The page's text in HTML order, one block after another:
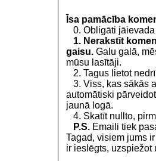
Īsa pamācība
0. Obligāti jāievada
1. Nerakstīt
gaisu. Galu galā,
mūsu lasītāji.
2. Tagus lietot
3. Viss, kas sākās
automātiski
jaunā logā.
4. Skatīt nullto,
P.S. Emaili tiek
Tagad, visiem jums
ir ieslēgts, uzspiežot